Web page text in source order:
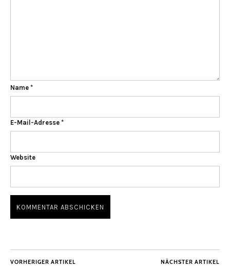
Name *
E-Mail-Adresse *
Website
VORHERIGER ARTIKEL
NÄCHSTER ARTIKEL